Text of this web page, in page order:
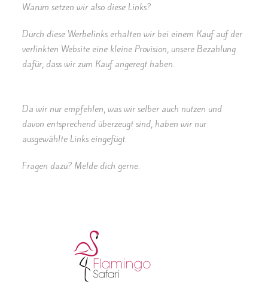
Warum setzen wir also diese Links?
Durch diese Werbelinks erhalten wir bei einem Kauf auf der
verlinkten Website eine kleine Provision, unsere Bezahlung
dafür, dass wir zum Kauf angeregt haben.
Da wir nur empfehlen, was wir selber auch nutzen und
davon entsprechend überzeugt sind, haben wir nur
ausgewählte Links eingefügt.
Fragen dazu? Melde dich gerne.